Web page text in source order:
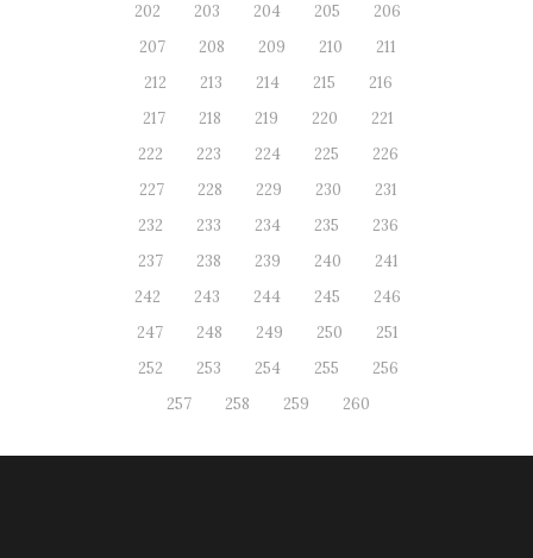
202
203 204 205
206
207
208 209 210
211
212
213 214 215
216
217
218 219 220
221
222
223 224 225
226
227
228 229 230
231
232
233 234 235
236
237
238 239 240
241
242
243 244 245
246
247
248 249 250
251
252
253 254 255
256
257
258 259 260